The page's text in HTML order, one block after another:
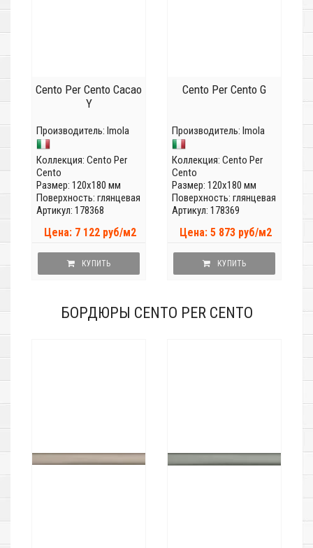
Cento Per Cento Cacao
Y
Производитель: Imola
Коллекция: Cento Per
Cento
Размер: 120x180 мм
Поверхность: глянцевая
Артикул: 178368
Цена: 7 122 руб/м2
КУПИТЬ
Cento Per Cento G
Производитель: Imola
Коллекция: Cento Per
Cento
Размер: 120x180 мм
Поверхность: глянцевая
Артикул: 178369
Цена: 5 873 руб/м2
КУПИТЬ
БОРДЮРЫ CENTO PER CENTO